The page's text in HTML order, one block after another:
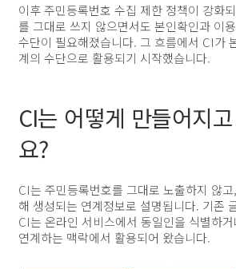
이후 주민등록번호 수집 제한 정책이 강화
를 그대로 쓰지 않으면서도 본인확인과 이
수단이 필요해졌습니다. 그 흐름에서 CI가
계의 수단으로 활용되기 시작했습니다.
CI는 어떻게 만들어지
요?
CI는 주민등록번호를 그대로 노출하지 않
해 생성되는 연계정보로 설명됩니다. 기존
CI는 온라인 서비스에서 동일인을 식별하
연계하는 맥락에서 활용되어 왔습니다.